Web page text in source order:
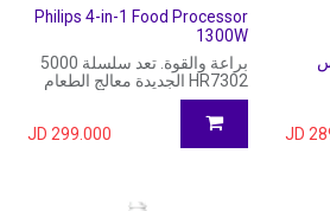
Philips 4-in-1 Food Processor
1300W
براعة والقوة. تعد سلسلة 5000
HR7302 الجديدة معالج الطعام
المثالي الذي يتمتع بتعدد
الاستخدامات في المطبخ. مع قوة
المحرك 750 واط و6 ملحقات،
من السهل إعداد وصفاتك مع
299.000